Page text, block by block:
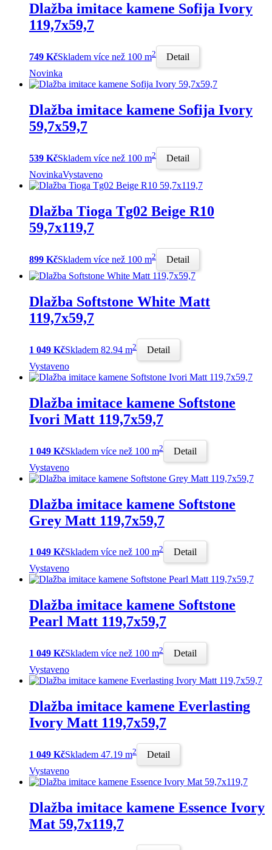
Dlažba imitace kamene Sofija Ivory
119,7x59,7
749 KčSkladem více než 100 m2
Detail
Novinka
Dlažba imitace kamene Sofija Ivory
59,7x59,7
539 KčSkladem více než 100 m2
Detail
NovinkaVystaveno
Dlažba Tioga Tg02 Beige R10
59,7x119,7
899 KčSkladem více než 100 m2 Detail
Dlažba Softstone White Matt
119,7x59,7
1 049 KčSkladem 82.94 m2
Detail
Vystaveno
Dlažba imitace kamene Softstone
Ivori Matt 119,7x59,7
1 049 KčSkladem více než 100 m2
Detail
Vystaveno
Dlažba imitace kamene Softstone
Grey Matt 119,7x59,7
1 049 KčSkladem více než 100 m2
Detail
Vystaveno
Dlažba imitace kamene Softstone
Pearl Matt 119,7x59,7
1 049 KčSkladem více než 100 m2
Detail
Vystaveno
Dlažba imitace kamene Everlasting
Ivory Matt 119,7x59,7
1 049 KčSkladem 47.19 m2
Detail
Vystaveno
Dlažba imitace kamene Essence Ivory
Mat 59,7x119,7